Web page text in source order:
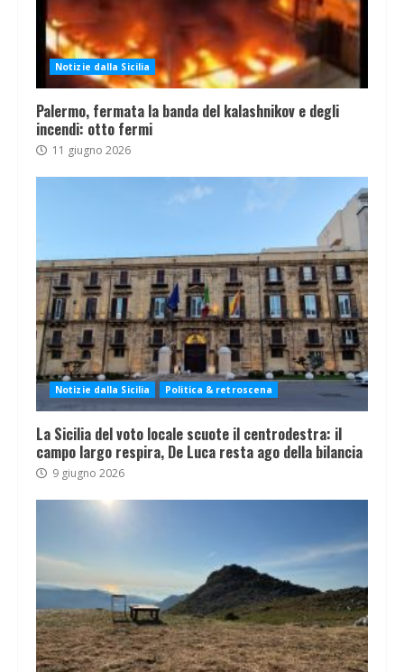
Notizie dalla Sicilia
Palermo, fermata la banda del kalashnikov e degli
incendi: otto fermi
11 giugno 2026
Notizie dalla Sicilia Politica & retroscena
La Sicilia del voto locale scuote il centrodestra: il
campo largo respira, De Luca resta ago della bilancia
9 giugno 2026